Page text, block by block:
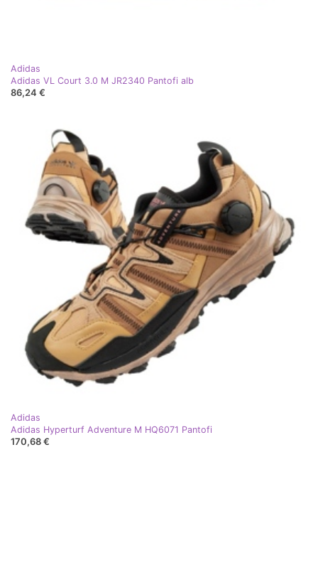
Adidas
Adidas VL Court 3.0 M JR2340 Pantofi alb
86,24 €
Adidas
Adidas Hyperturf Adventure M HQ6071 Pantofi
170,68 €